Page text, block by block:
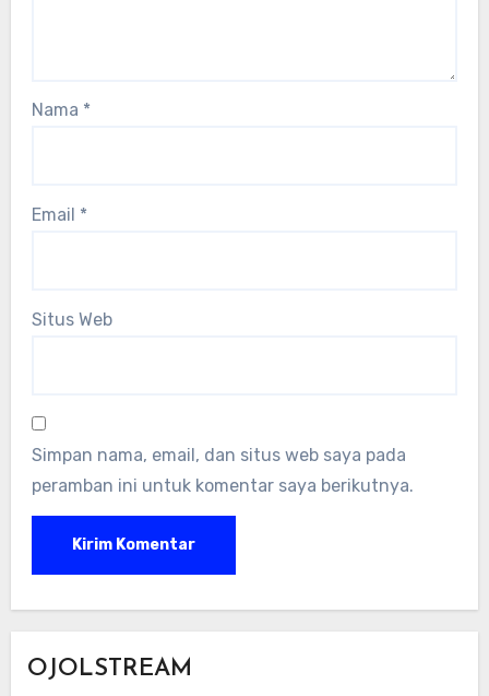
Nama *
Email *
Situs Web
Simpan nama, email, dan situs web saya pada
peramban ini untuk komentar saya berikutnya.
OJOLSTREAM